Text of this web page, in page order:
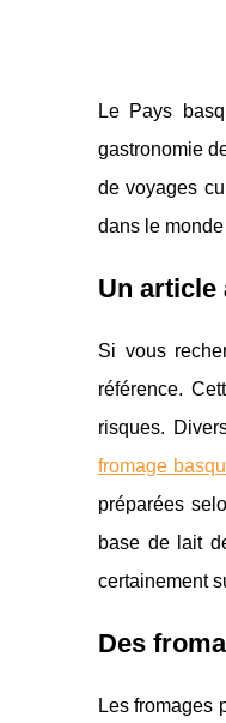
Le Pays
gastronomie
de voyages
dans le monde
Un article
Si vous
référence.
risques.
fromage
préparées
base de lait
certainement
Des
Les fromages